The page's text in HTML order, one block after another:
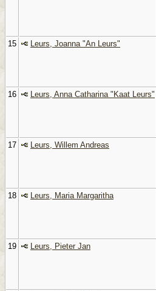
15
Leurs, Joanna "An Leurs"
16
Leurs, Anna Catharina "Kaat Leurs"
17
Leurs, Willem Andreas
18
Leurs, Maria Margaritha
19
Leurs, Pieter Jan